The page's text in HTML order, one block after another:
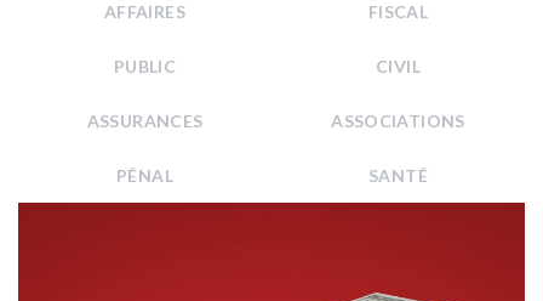
AFFAIRES FISCAL
PUBLIC CIVIL
ASSURANCES ASSOCIATIONS
PÉNAL SANTÉ